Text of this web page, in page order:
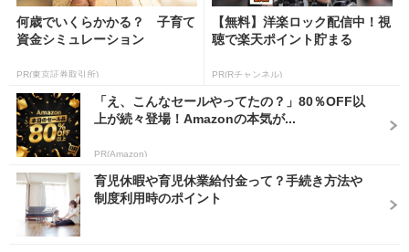
何歳でいくらかかる？ 子育て
資金シミュレーション
PR(東京証券取引所)
【無料】洋楽ロック配信中！視
聴で楽天ポイント貯まる
PR(Rチャンネル)
「え、こんなセールやってたの？」80％OFF以
上が続々登場！Amazonの本気が...
PR(Amazon)
育児休暇や育児休業給付金って？手続き方法や
制度利用時のポイント